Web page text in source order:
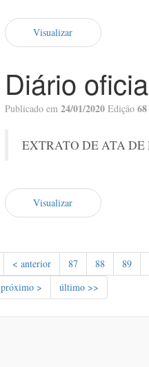
Visualizar
Diário
Publicado em 24/01/2020 Edição 68
EXTRATO DE ATA DE
Visualizar
< anterior 87 88 89
próximo > último >>